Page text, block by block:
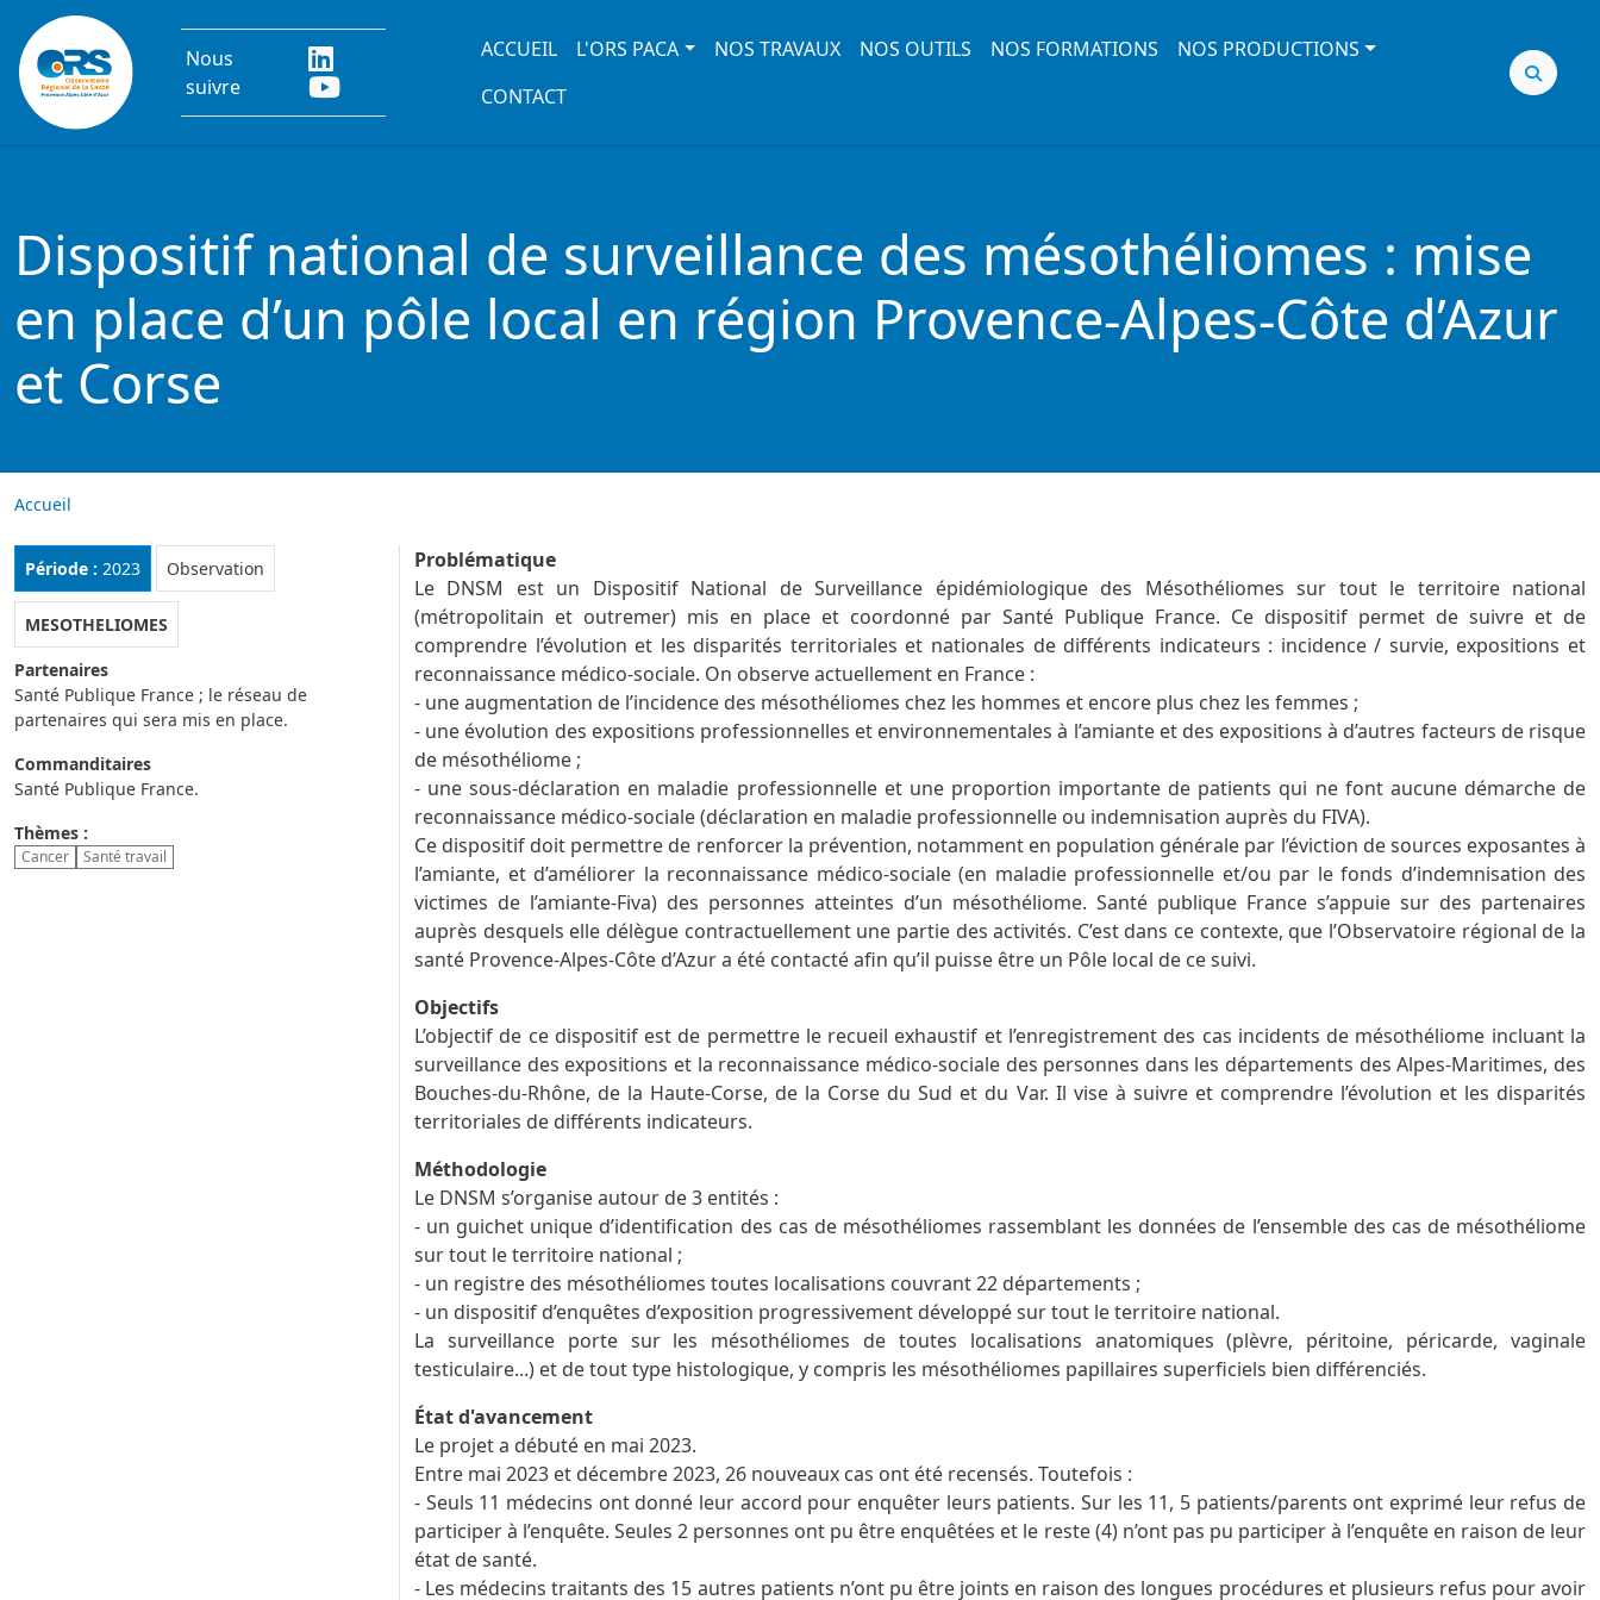
Aller au contenu principal
Nous
suivre
Main navigation
ACCUEIL L'ORS PACA NOS TRAVAUX NOS OUTILS NOS FORMATIONS
NOS PRODUCTIONS
CONTACT
Dispositif national de surveillance des mésothéliomes : mise
en place d’un pôle local en région Provence-Alpes-Côte d’Azur
et Corse
Accueil
Période : 2023 Rubrique :
Observation
MESOTHELIOMES
Partenaires
Santé Publique France ; le réseau de
partenaires qui sera mis en place.
Commanditaires
Santé Publique France.
Thèmes :
Cancer Santé travail
Problématique
Le DNSM est un Dispositif National de Surveillance épidémiologique des Mésothéliomes sur tout le territoire national
(métropolitain et outremer) mis en place et coordonné par Santé Publique France. Ce dispositif permet de suivre et de
comprendre l’évolution et les disparités territoriales et nationales de différents indicateurs : incidence / survie, expositions et
reconnaissance médico-sociale. On observe actuellement en France :
- une augmentation de l’incidence des mésothéliomes chez les hommes et encore plus chez les femmes ;
- une évolution des expositions professionnelles et environnementales à l’amiante et des expositions à d’autres facteurs de risque
de mésothéliome ;
- une sous-déclaration en maladie professionnelle et une proportion importante de patients qui ne font aucune démarche de
reconnaissance médico-sociale (déclaration en maladie professionnelle ou indemnisation auprès du FIVA).
Ce dispositif doit permettre de renforcer la prévention, notamment en population générale par l’éviction de sources exposantes à
l’amiante, et d’améliorer la reconnaissance médico-sociale (en maladie professionnelle et/ou par le fonds d’indemnisation des
victimes de l’amiante-Fiva) des personnes atteintes d’un mésothéliome. Santé publique France s’appuie sur des partenaires
auprès desquels elle délègue contractuellement une partie des activités. C’est dans ce contexte, que l’Observatoire régional de la
santé Provence-Alpes-Côte d’Azur a été contacté afin qu’il puisse être un Pôle local de ce suivi.
Objectifs
L’objectif de ce dispositif est de permettre le recueil exhaustif et l’enregistrement des cas incidents de mésothéliome incluant la
surveillance des expositions et la reconnaissance médico-sociale des personnes dans les départements des Alpes-Maritimes, des
Bouches-du-Rhône, de la Haute-Corse, de la Corse du Sud et du Var. Il vise à suivre et comprendre l’évolution et les disparités
territoriales de différents indicateurs.
Méthodologie
Le DNSM s’organise autour de 3 entités :
- un guichet unique d’identification des cas de mésothéliomes rassemblant les données de l’ensemble des cas de mésothéliome
sur tout le territoire national ;
- un registre des mésothéliomes toutes localisations couvrant 22 départements ;
- un dispositif d’enquêtes d’exposition progressivement développé sur tout le territoire national.
La surveillance porte sur les mésothéliomes de toutes localisations anatomiques (plèvre, péritoine, péricarde, vaginale
testiculaire...) et de tout type histologique, y compris les mésothéliomes papillaires superficiels bien différenciés.
État d'avancement
Le projet a débuté en mai 2023.
Entre mai 2023 et décembre 2023, 26 nouveaux cas ont été recensés. Toutefois :
- Seuls 11 médecins ont donné leur accord pour enquêter leurs patients. Sur les 11, 5 patients/parents ont exprimé leur refus de
participer à l’enquête. Seules 2 personnes ont pu être enquêtées et le reste (4) n’ont pas pu participer à l’enquête en raison de leur
état de santé.
- Les médecins traitants des 15 autres patients n’ont pu être joints en raison des longues procédures et plusieurs refus pour avoir